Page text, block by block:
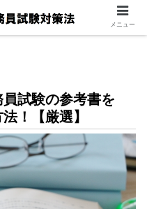
員試験の参考書を
！【厳選】
メニュー